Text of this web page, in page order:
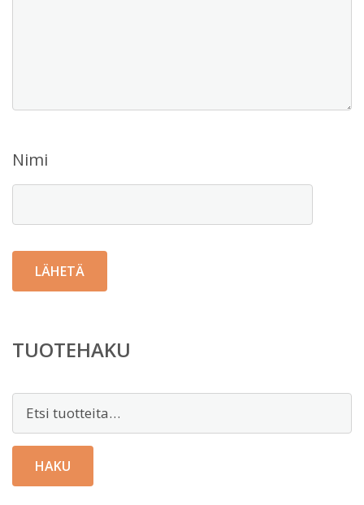
Nimi
TUOTEHAKU
Etsi:
HAKU